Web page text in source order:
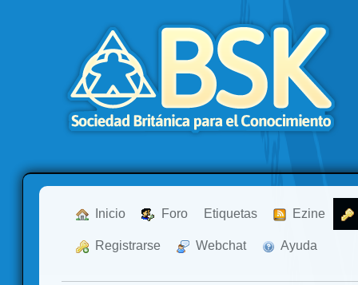
Inicio Foro Etiquetas Ezine
Registrarse Webchat Ayuda